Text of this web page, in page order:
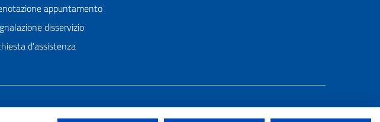
appuntamento
disservizio
d'assistenza